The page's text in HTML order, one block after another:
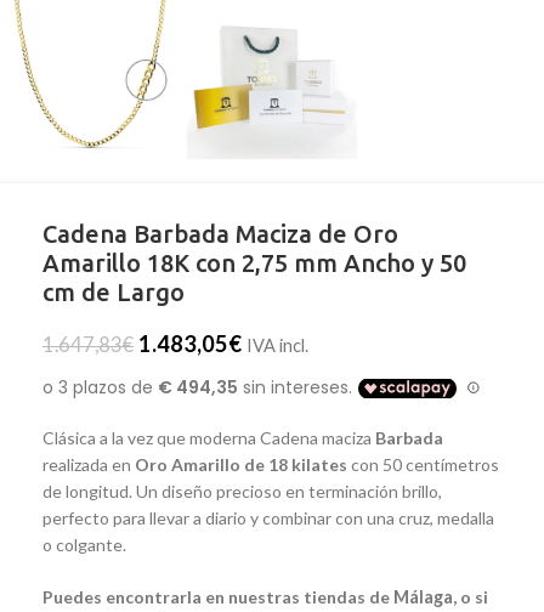
Cadena Barbada Maciza de Oro
Amarillo 18K con 2,75 mm Ancho y 50
cm de Largo
1.647,83€ 1.483,05€ IVA incl.
Clásica a la vez que moderna Cadena maciza Barbada
realizada en Oro Amarillo de 18 kilates con 50 centímetros
de longitud. Un diseño precioso en terminación brillo,
perfecto para llevar a diario y combinar con una cruz, medalla
o colgante.
Puedes encontrarla en nuestras tiendas de Málaga, o si